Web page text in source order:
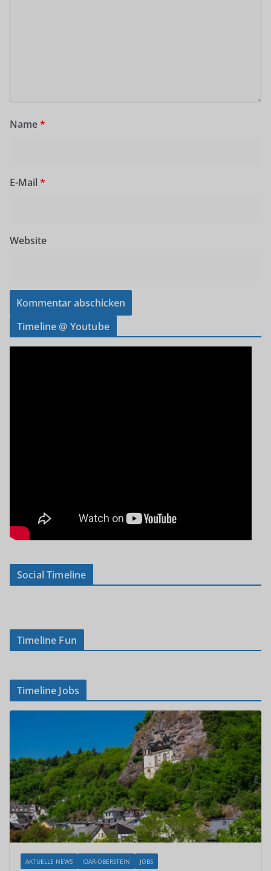
Name*
E-Mail *
Website
Timeline @ Youtube
Social Timeline
Timeline Fun
Timeline Jobs
AKTUELLE NEWS IDAR-OBERSTEIN JOBS